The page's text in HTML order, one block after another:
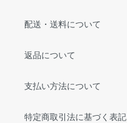
配送・送料について
返品について
支払い方法について
特定商取引法に基づく表記